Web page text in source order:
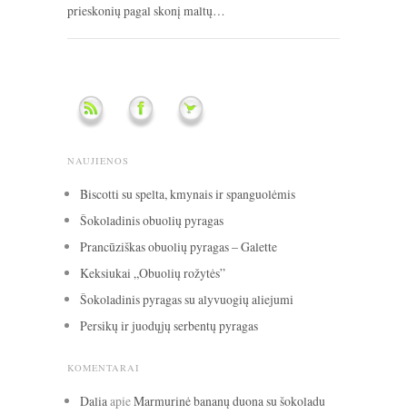
prieskonių pagal skonį maltų…
NAUJIENOS
Biscotti su spelta, kmynais ir spanguolėmis
Šokoladinis obuolių pyragas
Prancūziškas obuolių pyragas – Galette
Keksiukai „Obuolių rožytės”
Šokoladinis pyragas su alyvuogių aliejumi
Persikų ir juodųjų serbentų pyragas
KOMENTARAI
Dalia apieMarmurinė bananų duona su šokoladu